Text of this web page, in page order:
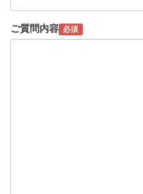
ご質問内容 必須